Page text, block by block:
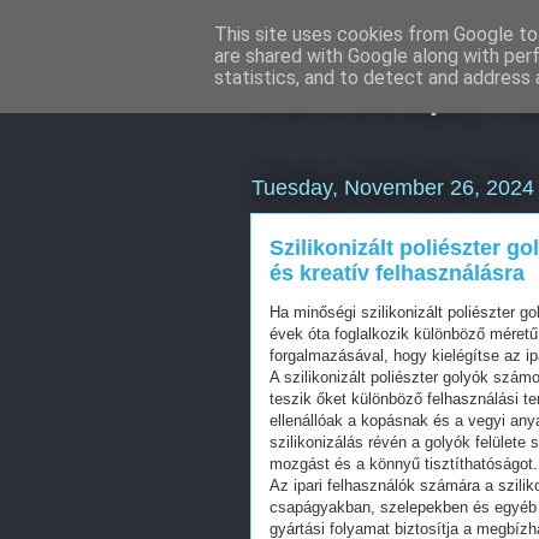
Tuesday, November 26, 2024
Szilikonizált poliészter
és kreatív felhasználásra
Ha minőségi szilikonizált poliészter
évek óta foglalkozik különböző
forgalmazásával, hogy kielégítse az
A szilikonizált poliészter golyók
teszik őket különböző felhasználási
ellenállóak a kopásnak és a vegyi
szilikonizálás révén a golyók felülete
mozgást és a könnyű tisztíthatóságot.
Az ipari felhasználók számára a
csapágyakban, szelepekben és
gyártási folyamat biztosítja a
This site uses cookies from Google
are shared with Google along with
statistics, and to detect and address